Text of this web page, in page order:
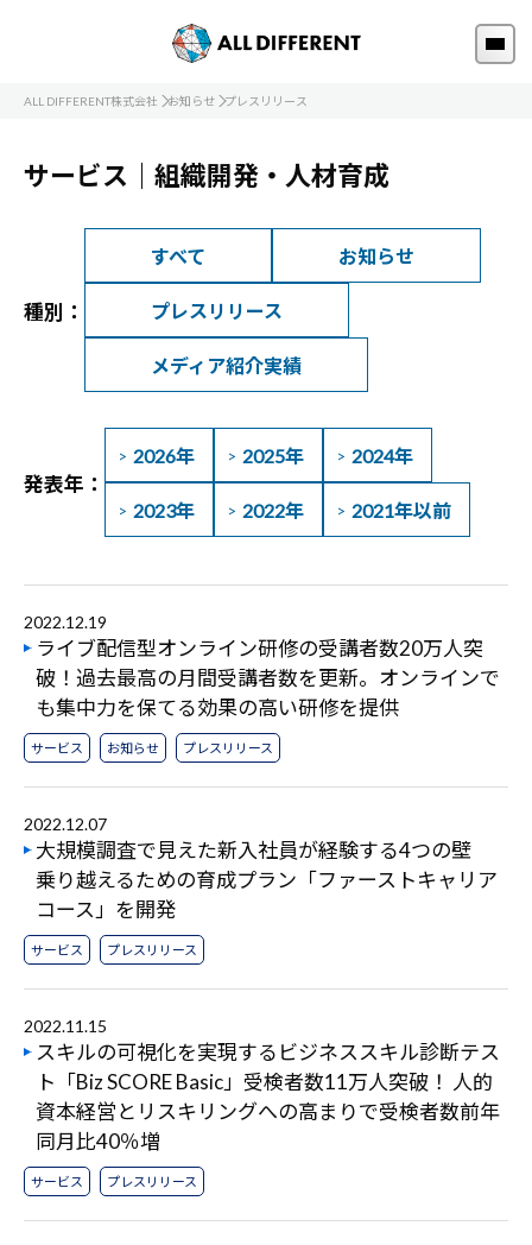
ALL DIFFERENT株式会社 お知らせ プレスリリース
サービス｜組織開発・人材育成
種別：
すべて お知らせ
プレスリリース
メディア紹介実績
発表年：
2026年 2025年 2024年
2023年 2022年 2021年以前
2022.12.19
ライブ配信型オンライン研修の受講者数20万人突
破！過去最高の月間受講者数を更新。オンラインで
も集中力を保てる効果の高い研修を提供
サービス お知らせ プレスリリース
2022.12.07
大規模調査で見えた新入社員が経験する4つの壁
乗り越えるための育成プラン「ファーストキャリア
コース」を開発
サービス プレスリリース
2022.11.15
スキルの可視化を実現するビジネススキル診断テス
ト「Biz SCORE Basic」受検者数11万人突破！ 人的
資本経営とリスキリングへの高まりで受検者数前年
同月比40％増
サービス プレスリリース